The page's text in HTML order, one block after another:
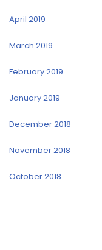
April 2019
March 2019
February 2019
January 2019
December 2018
November 2018
October 2018